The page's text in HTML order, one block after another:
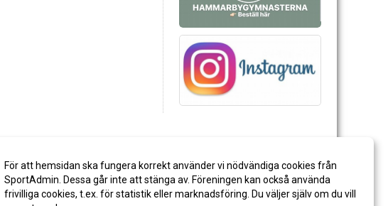
För att hemsidan ska fungera korrekt använder vi nödvändiga cookies från
SportAdmin. Dessa går inte att stänga av. Föreningen kan också använda
frivilliga cookies, t.ex. för statistik eller marknadsföring. Du väljer själv om du vill